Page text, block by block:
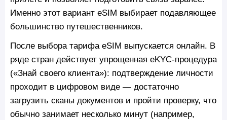
Именно этот вариант eSIM выбирает подавляющее
большинство путешественников.
После выбора тарифа eSIM выпускается онлайн. В
ряде стран действует упрощенная eKYC-процедура
(«Знай своего клиента»): подтверждение личности
проходит в цифровом виде — достаточно
загрузить сканы документов и пройти проверку, что
обычно занимает несколько минут (например,